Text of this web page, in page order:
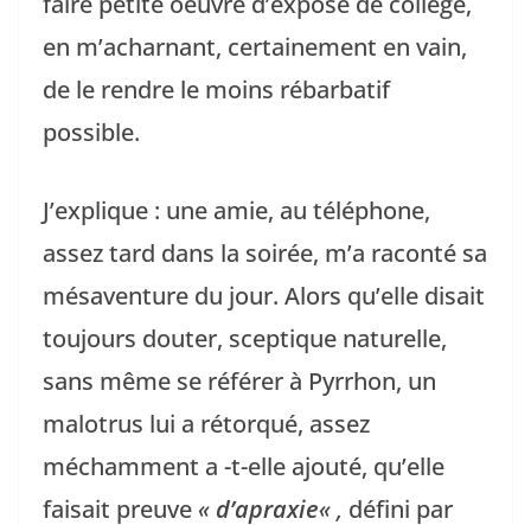
en m’acharnant, certainement en vain,
de le rendre le moins rébarbatif
possible.
J’explique : une amie, au téléphone,
assez tard dans la soirée, m’a raconté sa
mésaventure du jour. Alors qu’elle disait
toujours douter, sceptique naturelle,
sans même se référer à Pyrrhon, un
malotrus lui a rétorqué, assez
méchamment a -t-elle ajouté, qu’elle
faisait preuve« d’apraxie« , défini par